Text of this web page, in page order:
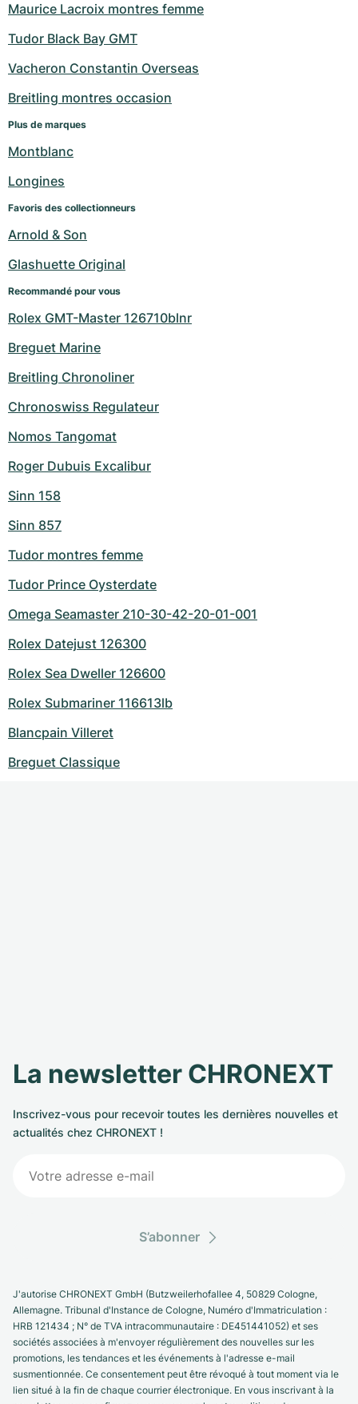
Maurice Lacroix montres femme
Tudor Black Bay GMT
Vacheron Constantin Overseas
Breitling montres occasion
Plus de marques
Montblanc
Longines
Favoris des collectionneurs
Arnold & Son
Glashuette Original
Recommandé pour vous
Rolex GMT-Master 126710blnr
Breguet Marine
Breitling Chronoliner
Chronoswiss Regulateur
Nomos Tangomat
Roger Dubuis Excalibur
Sinn 158
Sinn 857
Tudor montres femme
Tudor Prince Oysterdate
Omega Seamaster 210-30-42-20-01-001
Rolex Datejust 126300
Rolex Sea Dweller 126600
Rolex Submariner 116613lb
Blancpain Villeret
Breguet Classique
La newsletter CHRONEXT
Inscrivez-vous pour recevoir toutes les dernières nouvelles et
actualités chez CHRONEXT !
S’abonner
J'autorise CHRONEXT GmbH (Butzweilerhofallee 4, 50829 Cologne,
Allemagne. Tribunal d'Instance de Cologne, Numéro d'Immatriculation :
HRB 121434 ; N° de TVA intracommunautaire : DE451441052) et ses
sociétés associées à m'envoyer régulièrement des nouvelles sur les
promotions, les tendances et les événements à l'adresse e-mail
susmentionnée. Ce consentement peut être révoqué à tout moment via le
lien situé à la fin de chaque courrier électronique. En vous inscrivant à la